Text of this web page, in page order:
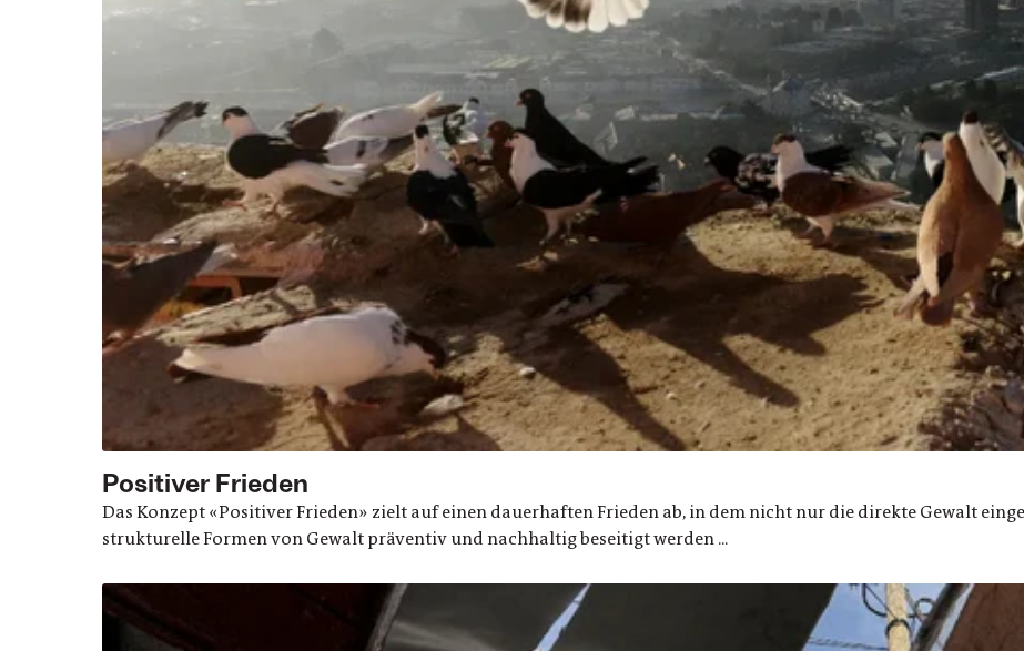
Positiver Frieden
Das Konzept «Positiver Frieden» zielt auf einen dauerhaften Frieden ab, in dem nicht nur die direkte Gewalt
strukturelle Formen von Gewalt präventiv und nachhaltig beseitigt werden ...